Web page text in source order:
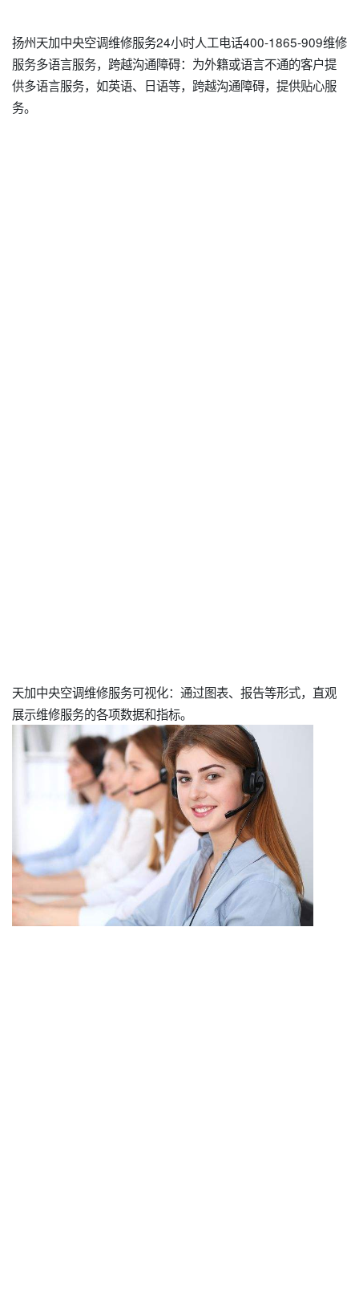
扬州天加中央空调维修服务24小时人工电话400-1865-909维修
服务多语言服务，跨越沟通障碍：为外籍或语言不通的客户提
供多语言服务，如英语、日语等，跨越沟通障碍，提供贴心服
务。
天加中央空调维修服务可视化：通过图表、报告等形式，直观
展示维修服务的各项数据和指标。